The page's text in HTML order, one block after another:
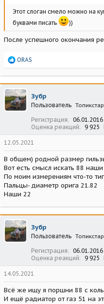
Этот слоган смело можно на
буквами писать
))
После успешного окончания
Р
а
к
ц
и
и
ORAS
Зубр
Пользователь
Регистрация 06.01.2016
Оценка реакций
9 925
12.05.2021
В общем) родной размер
Вот есть смысл искать 88
По моим измерениям что-то
Пальцы- диаметр орига 21.82
Наши 22
Зубр
Пользователь
Регистрация 06.01.2016
Оценка реакций
9 925
14.05.2021
Всё же ищу я поршни 88 с
И ещё радиатор от газ 51 на